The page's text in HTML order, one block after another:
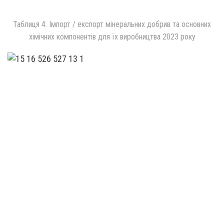
Таблиця 4. Імпорт / експорт мінеральних добрив та основних
хімічних компонентів для їх виробництва 2023 року